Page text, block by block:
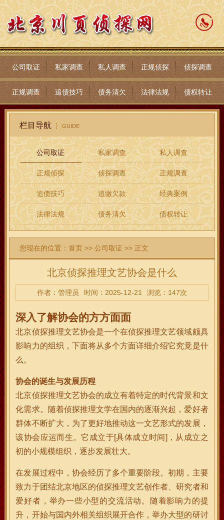
公司取证 私家调查 私人调查 正规侦探 侦探调查
正规调查 追债技巧 债务清欠 法律法规 债权转让
栏目导航 GUIDE
公司取证 私家调查 私人调查
正规侦探 侦探调查 正规调查
追债技巧 追缴欠款 经典案例
法律法规 债务清欠 债权转让
您现在的位置：首页 >>公司取证 >> 正文
北京侦探推理文艺协会是什么
作者：管理员 时间：2025-12-21 浏览：147次
深入了解协会的方方面面
北京侦探推理文艺协会是一个在侦探推理文艺领域颇具
影响力的组织，下面将从多个方面详细介绍它究竟是什
么。
协会的诞生与发展历程
北京侦探推理文艺协会的成立有着特定的时代背景和文
化需求。随着侦探推理文学在国内的逐渐兴起，爱好者
群体不断扩大，为了更好地推动这一文艺形式的发展，
该协会应运而生。它成立于[具体成立时间]，从成立之
初的小规模组织，逐步发展壮大。
在发展过程中，协会经历了多个重要阶段。初期，主要
致力于团结北京地区的侦探推理文艺创作者、研究者和
爱好者，举办一些小型的交流活动。随着影响力的提
升，开始与国内外相关组织展开合作，举办大型的研讨